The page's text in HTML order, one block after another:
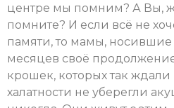
центре мы помним? А Вы,
помните? И если всё не
памяти, то мамы,
месяцев своё
крошек, которых так ждали
халатности не уберегли